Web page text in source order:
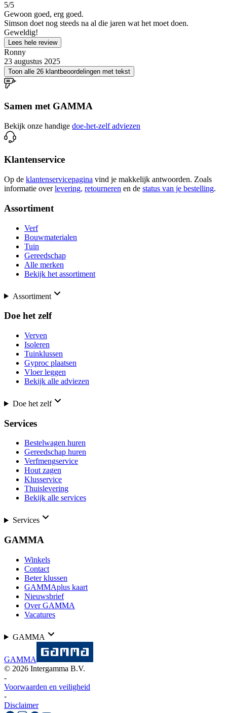
5/5
Gewoon goed, erg goed.
Simson doet nog steeds na al die jaren wat het moet doen.
Geweldig!
Lees hele review
Ronny
23 augustus 2025
Toon alle 26 klantbeoordelingen met tekst
Samen met GAMMA
Bekijk onze handige doe-het-zelf adviezen
Klantenservice
Op de klantenservicepagina vind je makkelijk antwoorden. Zoals
informatie over levering, retourneren en de status van je bestelling.
Assortiment
Verf
Bouwmaterialen
Tuin
Gereedschap
Alle merken
Bekijk het assortiment
Assortiment
Doe het zelf
Verven
Isoleren
Tuinklussen
Gyproc plaatsen
Vloer leggen
Bekijk alle adviezen
Doe het zelf
Services
Bestelwagen huren
Gereedschap huren
Verfmengservice
Hout zagen
Klusservice
Thuislevering
Bekijk alle services
Services
GAMMA
Winkels
Contact
Beter klussen
GAMMAplus kaart
Nieuwsbrief
Over GAMMA
Vacatures
GAMMA
GAMMA
© 2026 Intergamma B.V.
-
Voorwaarden en veiligheid
-
Disclaimer